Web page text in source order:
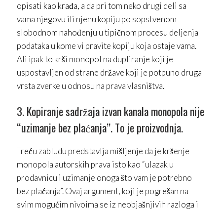
opisati kao krađa, a da pri tom neko drugi deli sa
vama njegovu ili njenu kopiju po sopstvenom
slobodnom nahođenju u tipičnom procesu deljenja
podataka u kome vi pravite kopiju koja ostaje vama.
Ali ipak to krši monopol na dupliranje koji je
uspostavljen od strane države koji je potpuno druga
vrsta zverke u odnosu na prava vlasništva.
3. Kopiranje sadržaja izvan kanala monopola nije
“uzimanje bez plaćanja”. To je proizvodnja.
Treću zabludu predstavlja mišljenje da je kršenje
monopola autorskih prava isto kao “ulazak u
prodavnicu i uzimanje onoga što vam je potrebno
bez plaćanja”. Ovaj argument, koji je pogrešan na
svim mogućim nivoima se iz neobjašnjivih razloga i